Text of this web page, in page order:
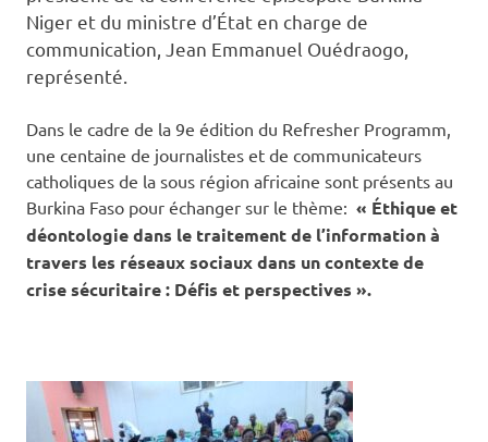
Niger et du ministre d’État en charge de
communication, Jean Emmanuel Ouédraogo,
représenté.
Dans le cadre de la 9e édition du Refresher Programm,
une centaine de journalistes et de communicateurs
catholiques de la sous région africaine sont présents au
Burkina Faso pour échanger sur le thème: « Éthique et
déontologie dans le traitement de l’information à
travers les réseaux sociaux dans un contexte de
crise sécuritaire : Défis et perspectives ».